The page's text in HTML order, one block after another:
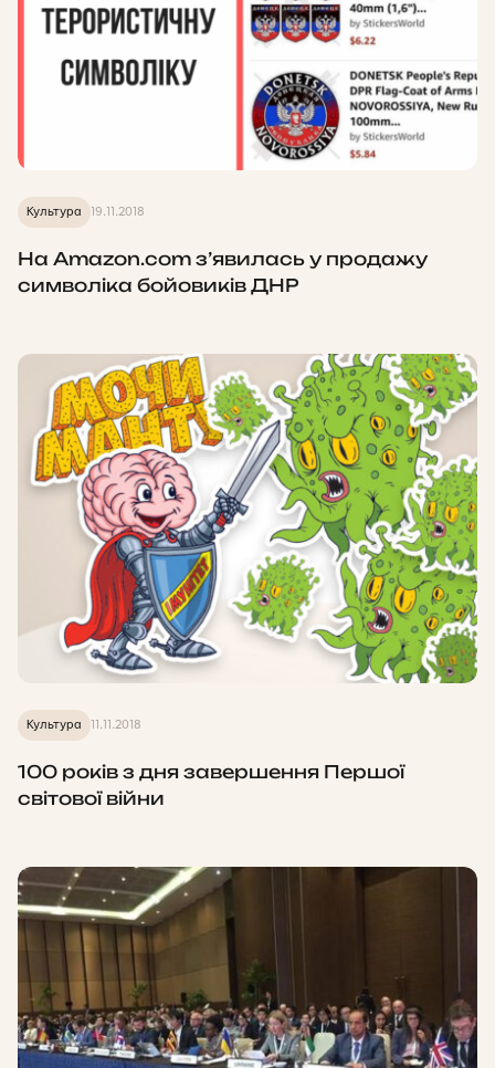
Культура 19.11.2018
На Amazon.com з’явилась у продажу
символіка бойовиків ДНР
Культура 11.11.2018
100 років з дня завершення Першої
світової війни